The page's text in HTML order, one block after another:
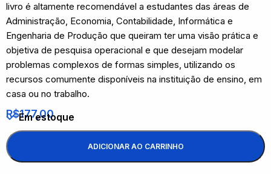
livro é altamente recomendável a estudantes das áreas de
Administração, Economia, Contabilidade, Informática e
Engenharia de Produção que queiram ter uma visão prática e
objetiva de pesquisa operacional e que desejam modelar
problemas complexos de formas simples, utilizando os
recursos comumente disponíveis na instituição de ensino, em
casa ou no trabalho.
R$177,00
Em estoque
ADICIONAR AO CARRINHO